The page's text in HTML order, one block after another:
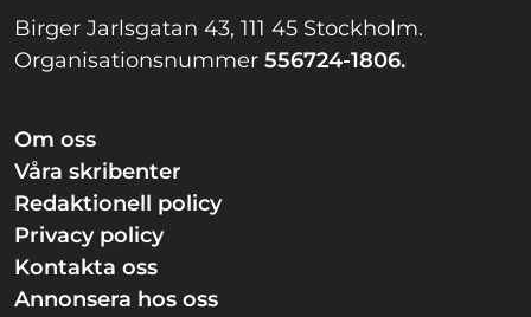
Birger Jarlsgatan 43, 111 45 Stockholm.
Organisationsnummer 556724-1806.
Om oss
Våra skribenter
Redaktionell policy
Privacy policy
Kontakta oss
Annonsera hos oss